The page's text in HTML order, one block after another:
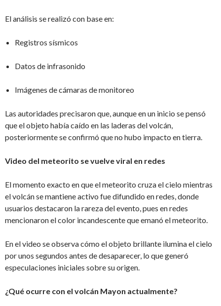
El análisis se realizó con base en:
Registros sísmicos
Datos de infrasonido
Imágenes de cámaras de monitoreo
Las autoridades precisaron que, aunque en un inicio se pensó
que el objeto había caído en las laderas del volcán,
posteriormente se confirmó que no hubo impacto en tierra.
Video del meteorito se vuelve viral en redes
El momento exacto en que el meteorito cruza el cielo mientras
el volcán se mantiene activo fue difundido en redes, donde
usuarios destacaron la rareza del evento, pues en redes
mencionaron el color incandescente que emanó el meteorito.
En el video se observa cómo el objeto brillante ilumina el cielo
por unos segundos antes de desaparecer, lo que generó
especulaciones iniciales sobre su origen.
¿Qué ocurre con el volcán Mayon actualmente?